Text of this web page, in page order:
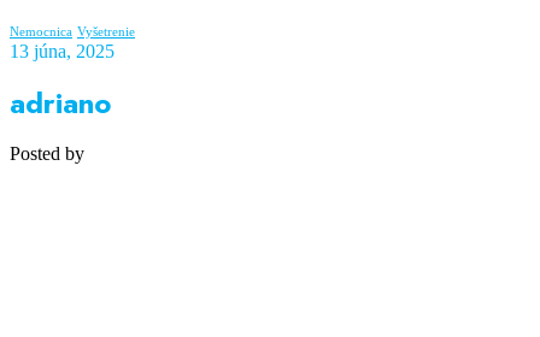
Nemocnica Vyšetrenie
13 júna, 2025
adriano
Posted by